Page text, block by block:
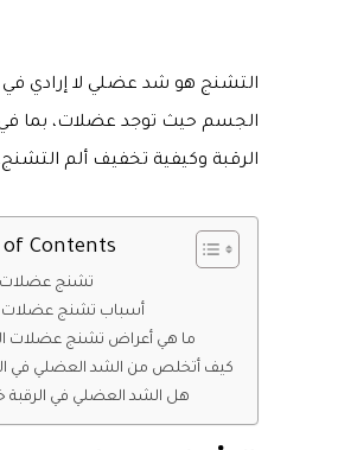
التشنج هو شد عضلي لا إرادي في
الجسم حيث توجد عضلات، بما
الرقبة وكيفية تخفيف ألم التشنج.
of Contents
تشنج عضلات
أسباب تشنج عضلات
ما هي أعراض تشنج عضلات
كيف أتخلص من الشد العضلي في
هل الشد العضلي في الرقبة